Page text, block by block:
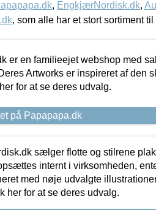
, EngkjærNordisk.dk,
, som alle har et stort sortiment til
er en familieejet webshop med
Artworks er inspireret af den
for at se deres udvalg.
på Papapapa.dk
sælger flotte og stilrene
internt i virksomheden,
med nøje udvalgte
her for at se deres udvalg.